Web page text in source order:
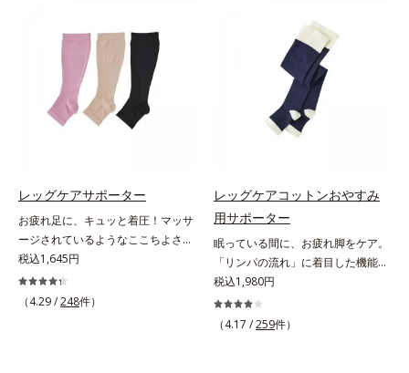
ックスやニーハイソックスが苦手な
方にもおすすめです。靴ひもをゆる
めずにはけるスニーカーなどを手軽
にはけるのも魅力です。生地が厚ぼ
ったくないので靴ひもをゆるめずに
サッとはけ、お出かけに手間取りま
素材やオルビス独自の形状設計によ
り、足への負担が少ない着圧ケアを
実現。仕事中に長時間はいても苦し
くなりません。
レッグケアサポーター
お疲れ足に、キュッと着圧！マッサ
ージされているようなここちよさ。
3段階着圧で、足スッキリ！足首は
ギュッと引き締め、ふくらはぎに向
かうほどソフトになる「3段階着
税込1,645円
（4.29 /248件）
レッグケアコットンおやすみ
用サポーター
眠っている間に、お疲れ脚をケア。
「リンパの流れ」に着目した機能設
計。「644段階着圧」を採用した夜
用サポーターなんと644段階も着圧
パワーが変わる！ 眠っている間
税込1,980円
（4.17 /259件）